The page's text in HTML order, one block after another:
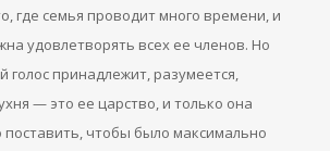
где семья проводит много времени, и
удовлетворять всех ее членов. Но
принадлежит, разумеется,
— это ее царство, и только она
поставить, чтобы было максимально